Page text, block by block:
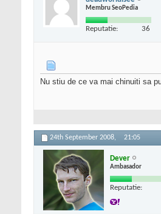
Membru SeoPedia
Reputatie: 36
Nu stiu de ce va mai chinuiti sa
24th September 2008, 21:05
Dever
Ambasador
Reputatie: